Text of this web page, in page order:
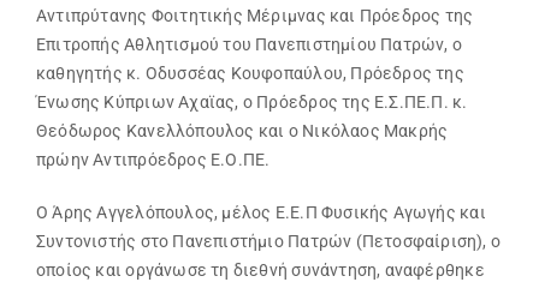
Αντιπρύτανης Φοιτητικής Μέριμνας και Πρόεδρος της
Επιτροπής Αθλητισμού του Πανεπιστημίου Πατρών, ο
καθηγητής κ. Οδυσσέας Κουφοπαύλου, Πρόεδρος της
Ένωσης Κύπριων Αχαϊας, ο Πρόεδρος της Ε.Σ.ΠΕ.Π. κ.
Θεόδωρος Κανελλόπουλος και ο Νικόλαος Μακρής
πρώην Αντιπρόεδρος Ε.Ο.ΠΕ.
Ο Άρης Αγγελόπουλος, μέλος Ε.Ε.Π Φυσικής Αγωγής και
Συντονιστής στο Πανεπιστήμιο Πατρών (Πετοσφαίριση), ο
οποίος και οργάνωσε τη διεθνή συνάντηση, αναφέρθηκε